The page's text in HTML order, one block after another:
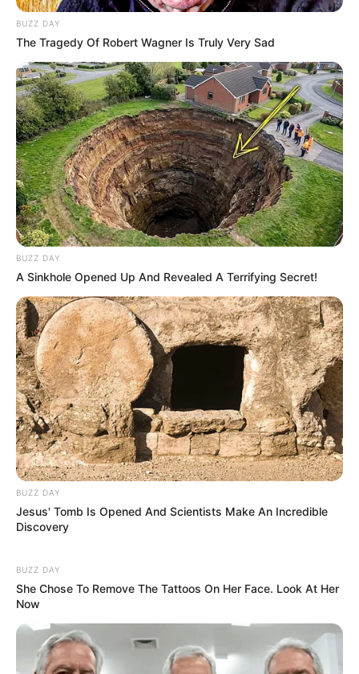
Suchen:
Auf einigen Seiten dieses Projektes sind Affiliate-
Angebote integriert. Wenn etwas darüber gebucht oder
dadurch der Preis ändert.
BUZZ DAY
The Tragedy Of Robert Wagner Is Truly Very Sad
BUZZ DAY
A Sinkhole Opened Up And Revealed A Terrifying Secret!
BUZZ DAY
Jesus' Tomb Is Opened And Scientists Make An Incredible
Discovery
BUZZ DAY
She Chose To Remove The Tattoos On Her Face. Look At Her
Now